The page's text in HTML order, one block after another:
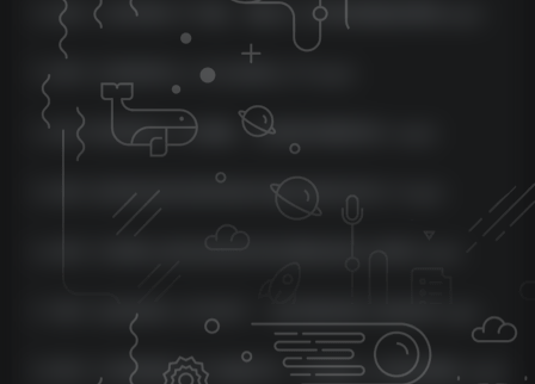
12 第十二讲对焦4个方面，推动人力资源端提质增效.mp4
13 第十三讲怎样让人才主动找上门?,mp4
14 第十四讲制作人才画像，迅速招来懂你的人.mp4
15 第十五讲创业时怎样招来并肩作战的合伙人?.mp4
17 第十七讲优秀人才引来了，如何提高用工高效率?.mp4
18 第十八讲把握住3个关键环节，为培育人才提质增效 .mp4